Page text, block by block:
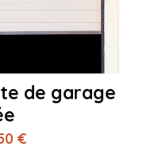
de garage
€